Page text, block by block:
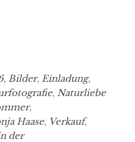
, Bilder, Einladung,
, Naturliebe
,
Haase, Verkauf,
der